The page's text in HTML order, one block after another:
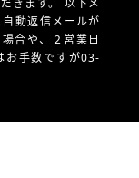
動返信メールが
合や、
２営業日
お手数ですが03-